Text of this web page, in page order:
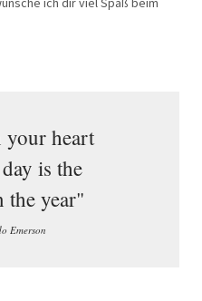
heart
is the
the year"
Emerson